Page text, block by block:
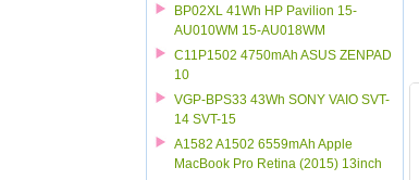
BP02XL 41Wh HP Pavilion 15-
AU010WM 15-AU018WM
C11P1502 4750mAh ASUS ZENPAD
10
VGP-BPS33 43Wh SONY VAIO SVT-
14 SVT-15
A1582 A1502 6559mAh Apple
MacBook Pro Retina (2015) 13inch